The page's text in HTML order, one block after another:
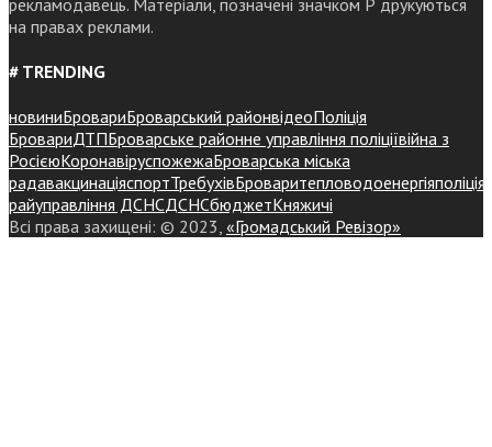
на правах реклами.
# TRENDING
новиниБровариБроварський районвідеоПоліція
БровариДТПБроварське районне управління поліціївійна з
РосієюКоронавіруспожежаБроварська міська
радавакцинаціяспортТребухівБроваритепловодоенергіяполіція
райуправління ДСНСДСНСбюджетКняжичі
Всі права захищені: © 2023, «Громадський Ревізор»